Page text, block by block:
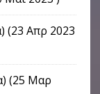
(23 Απρ 2023
(25 Μαρ